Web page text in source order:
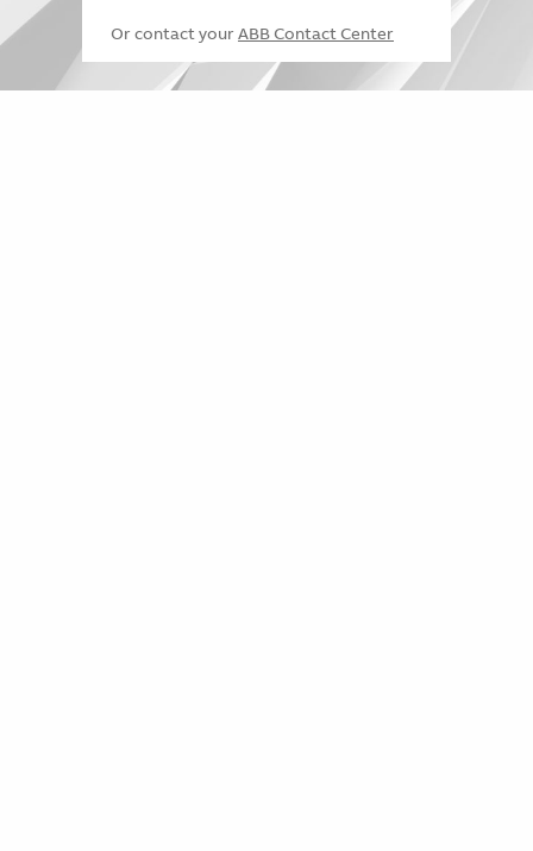
Or contact your ABB Contact Center